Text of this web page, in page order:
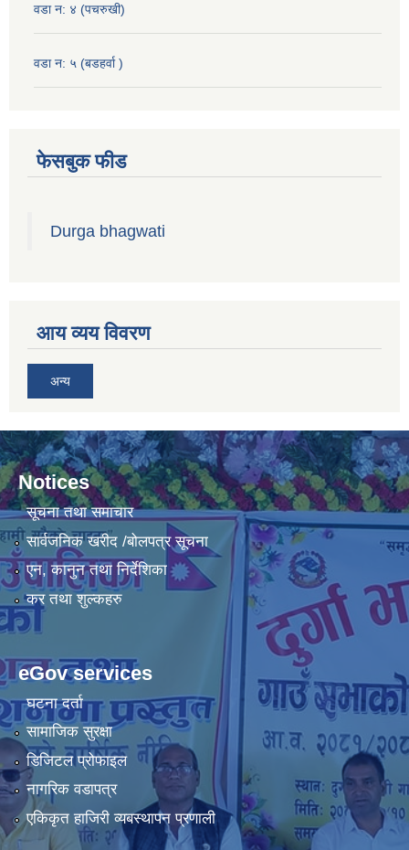
वडा न: ४ (पचरुखी)
वडा न: ५ (बडहर्वा )
फेसबुक फीड
Durga bhagwati
आय व्यय विवरण
अन्य
Notices
सूचना तथा समाचार
सार्वजनिक खरीद /बोलपत्र सूचना
एन, कानुन तथा निर्देशिका
कर तथा शुल्कहरु
eGov services
घटना दर्ता
सामाजिक सुरक्षा
डिजिटल प्रोफाइल
नागरिक वडापत्र
एकिकृत हाजिरी व्यबस्थापन प्रणाली